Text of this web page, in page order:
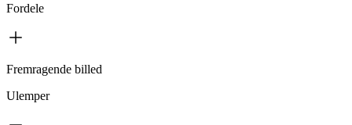
Fordele
Fremragende billed
Ulemper